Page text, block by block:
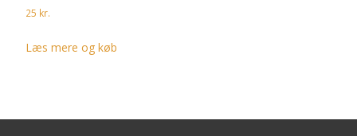
25 kr.
Læs mere og køb